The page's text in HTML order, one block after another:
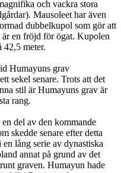
och vackra stora
Mausoleet har även
dubbelkupol som gör att
en fröjd för ögat. Kupolen
42,5 meter.
Humayuns grav
sekel senare. Trots att det
stil är Humayuns grav är
rang.
del av den kommande
skedde senare efter detta
lång serie av dynastiska
annat på grund av det
graven. Humayun hade